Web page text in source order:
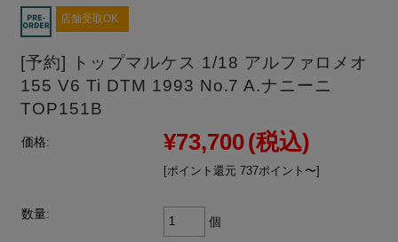
店舗受取OK
[予約] トップマルケス 1/18 アルファロメオ
155 V6 Ti DTM 1993 No.7 A.ナニーニ
TOP151B
価格: ¥73,700(税込)
[ポイント還元 737ポイント〜]
数量:
個